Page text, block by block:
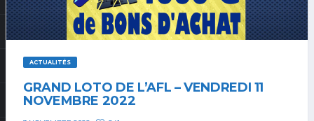
ACTUALITÉS
GRAND LOTO DE L’AFL – VENDREDI 11
NOVEMBRE 2022